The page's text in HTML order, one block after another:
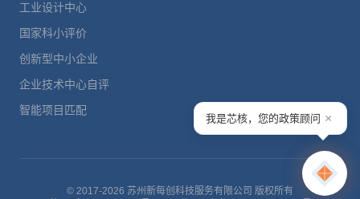
工业设计中心
国家科小评价
创新型中小企业
企业技术中心自评
智能项目匹配
© 2017-2026 苏州新每创科技服务有限公司 版权所有
我是芯核，您的政策顾问 ×